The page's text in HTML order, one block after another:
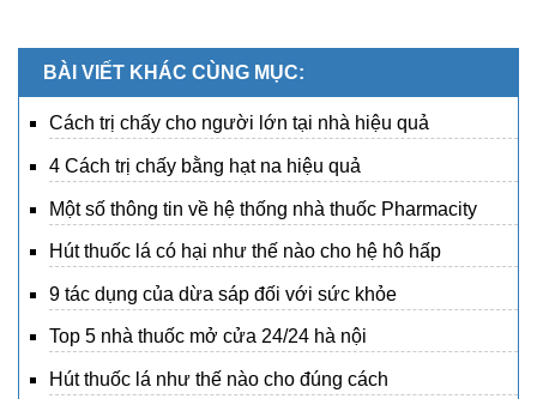
BÀI VIẾT KHÁC CÙNG MỤC:
Cách trị chấy cho người lớn tại nhà hiệu quả
4 Cách trị chấy bằng hạt na hiệu quả
Một số thông tin về hệ thống nhà thuốc Pharmacity
Hút thuốc lá có hại như thế nào cho hệ hô hấp
9 tác dụng của dừa sáp đối với sức khỏe
Top 5 nhà thuốc mở cửa 24/24 hà nội
Hút thuốc lá như thế nào cho đúng cách